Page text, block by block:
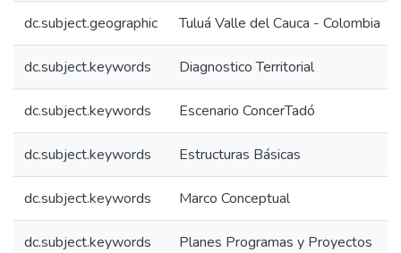
dc.subject.geographic Tuluá Valle del Cauca - Colombia
dc.subject.keywords Diagnostico Territorial
dc.subject.keywords Escenario ConcerTadó
dc.subject.keywords Estructuras Básicas
dc.subject.keywords Marco Conceptual
dc.subject.keywords Planes Programas y Proyectos